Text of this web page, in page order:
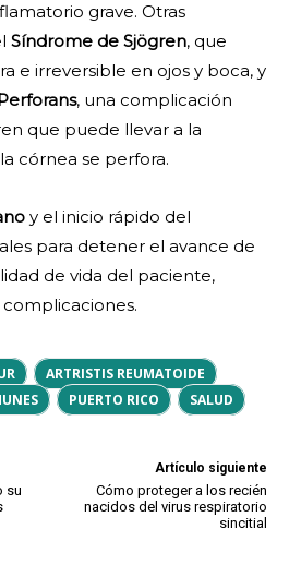
grave. Otras
Síndrome de Sjögren, que
e irreversible en ojos y boca, y
, una complicación
que puede llevar a la
córnea se perfora.
y el inicio rápido del
para detener el avance de
de vida del paciente,
ARTRISTIS REUMATOIDE
PUERTO RICO SALUD
su
Artículo siguiente
Cómo proteger a los recién
nacidos del virus respiratorio
sincitial